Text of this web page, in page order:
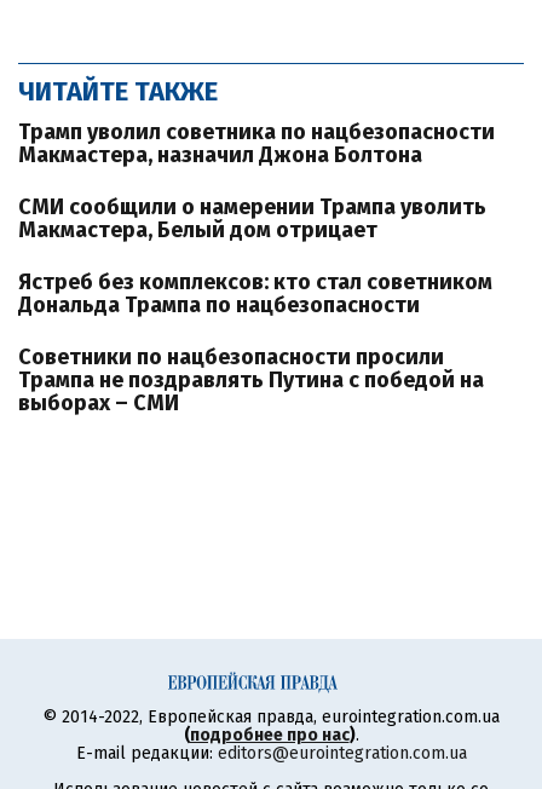
ЧИТАЙТЕ ТАКЖЕ
Трамп уволил советника по нацбезопасности
Макмастера, назначил Джона Болтона
СМИ сообщили о намерении Трампа уволить
Макмастера, Белый дом отрицает
Ястреб без комплексов: кто стал советником
Дональда Трампа по нацбезопасности
Советники по нацбезопасности просили
Трампа не поздравлять Путина с победой на
выборах – СМИ
© 2014-2022, Европейская правда, eurointegration.com.ua
(подробнее про нас).
E-mail редакции: editors@eurointegration.com.ua